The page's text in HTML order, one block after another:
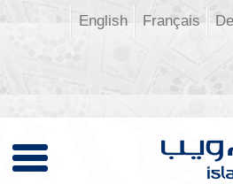
Français
English